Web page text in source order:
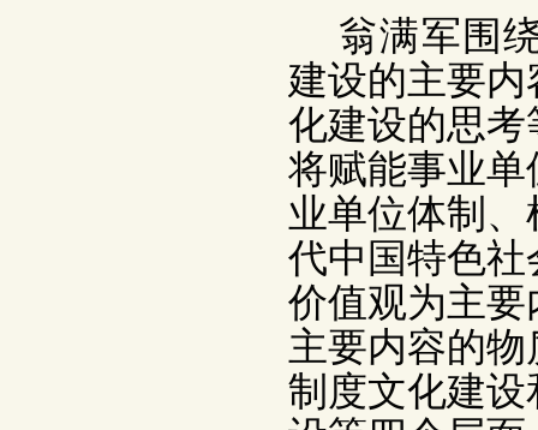
翁满军围
建设的主要
化建设的思
将赋能事业
业单位体制
代中国特色
价值观为主
主要内容的
制度文化建